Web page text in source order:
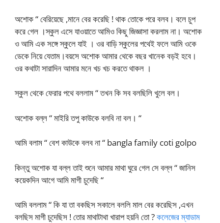
অশোক “ বেরিয়েছে ,মানে বের করেছি ! থাক তোকে পরে বলব। বলে চুপ
করে গেল ।স্কুল এসে যাওয়াতে আমিও কিছু জিজ্ঞাসা করলাম না। অশোক
ও আমি এক সঙ্গে স্কুলে যাই । ওর বাড়ি স্কুলের পথেই ফলে আমি ওকে
ডেকে নিয়ে যেতাম।বয়সে অশোক আমার থেকে বছর খানেক বড়ই হবে।
ওর কথাটা সারাদিন আমার মনে খচ খচ করতে থাকল ।
স্কুল থেকে ফেরার পথে বললাম “ তখন কি সব বলছিলি খুলে বল।
অশোক বল্ল “ মাইরি তপু কাউকে বলবি না বল। “
আমি বলাম “ বেশ কাউকে বলব না “ bangla family coti golpo
কিন্তু অশোক যা বল্ল তাই শুনে আমার মাথা ঘুরে গেল সে বল্ল “ জানিস
কয়েকদিন আগে আমি মাগী চুদেছি “
আমি বললাম “ কি যা তা বকছিস সকালে বললি মাল বের করেছিস ,এখন
বলছিস মাগী চুদেছিস ! তোর মাথাটাথা খারাপ হয়নি তো ?কলেজের ম্যাডাম